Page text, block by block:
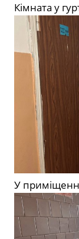
Кімната у
У